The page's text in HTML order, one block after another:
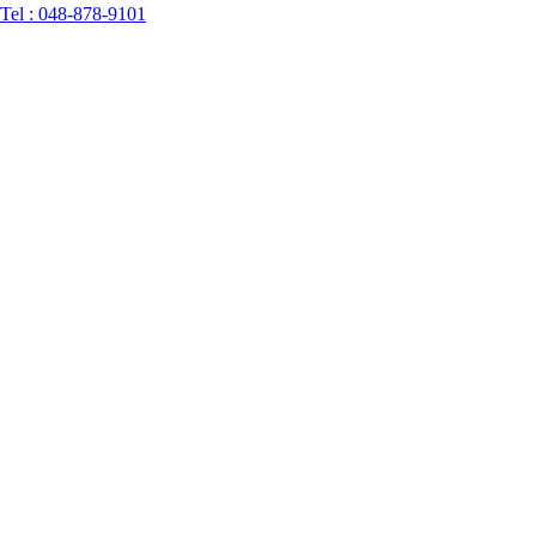
Tel : 048-878-9101